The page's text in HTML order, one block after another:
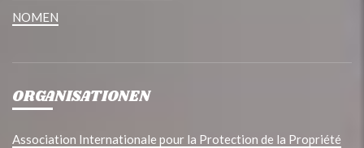
NOMEN
ORGANISATIONEN
Association Internationale pour la Protection de la Propriété